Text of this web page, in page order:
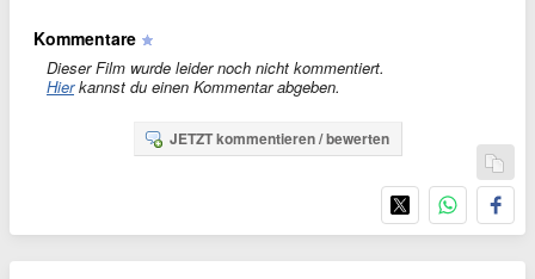
Kommentare
Dieser Film wurde leider noch nicht kommentiert.
Hierkannst du einen Kommentar abgeben.
JETZT kommentieren / bewerten